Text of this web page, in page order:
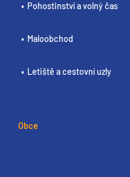
Pohostinství a volný čas
Maloobchod
Letiště a cestovní uzly
Obce